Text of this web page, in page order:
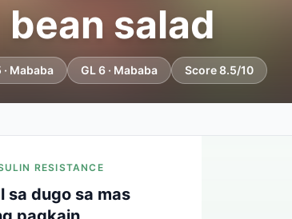
bean salad
· Mababa GL 6 · Mababa Score 8.5/10
RESISTANCE
sa dugo sa mas